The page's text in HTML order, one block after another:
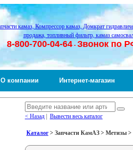
8-800-700-04-64- Звонок по
О компании Интернет-магазин
< Назад| Вывести весь каталог
Каталог> Запчасти КамАЗ > Метизы >